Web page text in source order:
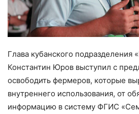
Глава кубанского подразделения
Константин Юров выступил с
освободить фермеров, которые
внутреннего использования, от
информацию в систему ФГИС